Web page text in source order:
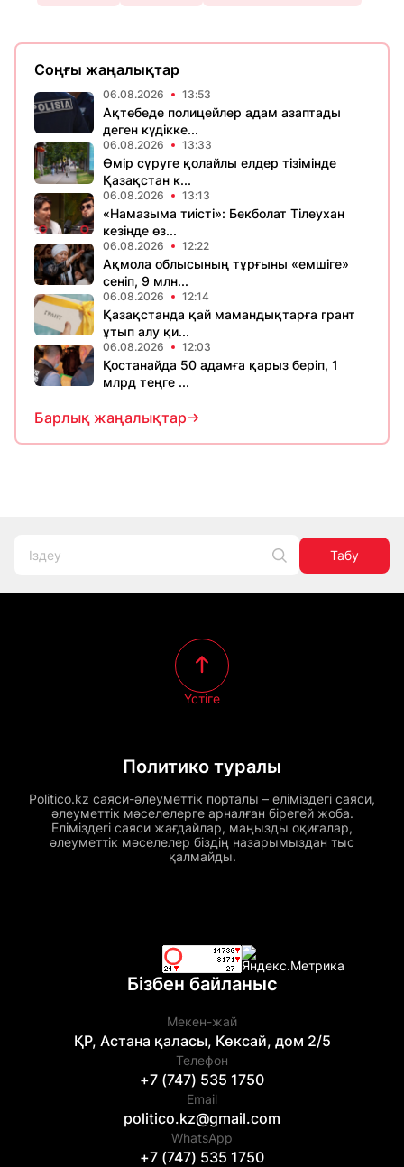
Соңғы жаңалықтар
06.08.2026 13:53
Ақтөбеде полицейлер адам азаптады
деген күдікке...
06.08.2026 13:33
Өмір сүруге қолайлы елдер тізімінде
Қазақстан к...
06.08.2026 13:13
«Намазыма тиісті»: Бекболат Тілеухан
кезінде өз...
06.08.2026 12:22
Ақмола облысының тұрғыны «емшіге»
сеніп, 9 млн...
06.08.2026 12:14
Қазақстанда қай мамандықтарға грант
ұтып алу қи...
06.08.2026 12:03
Қостанайда 50 адамға қарыз беріп, 1
млрд теңге ...
Барлық жаңалықтар
Табу
Политико туралы
Politico.kz саяси-әлеуметтік порталы – еліміздегі саяси,
әлеуметтік мәселелерге арналған бірегей жоба.
Еліміздегі саяси жағдайлар, маңызды оқиғалар,
әлеуметтік мәселелер біздің назарымыздан тыс
қалмайды.
Үстіге
Бізбен байланыс
Мекен-жай
ҚР, Астана қаласы, Көксай, дом 2/5
Телефон
+7 (747) 535 1750
Email
politico.kz@gmail.com
WhatsApp
+7 (747) 535 1750